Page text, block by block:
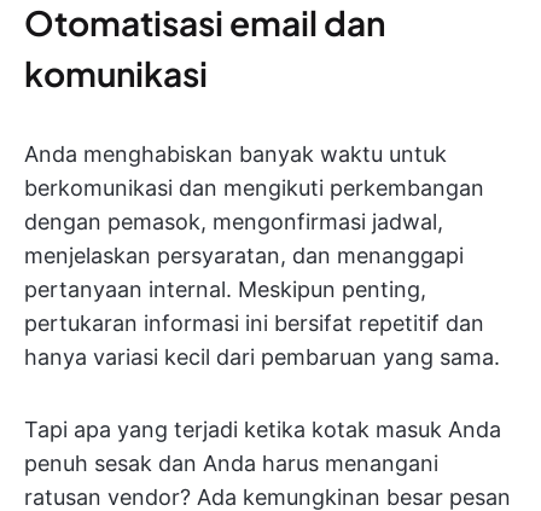
Otomatisasi email dan
komunikasi
Anda menghabiskan banyak waktu untuk
berkomunikasi dan mengikuti perkembangan
dengan pemasok, mengonfirmasi jadwal,
menjelaskan persyaratan, dan menanggapi
pertanyaan internal. Meskipun penting,
pertukaran informasi ini bersifat repetitif dan
hanya variasi kecil dari pembaruan yang sama.
Tapi apa yang terjadi ketika kotak masuk Anda
penuh sesak dan Anda harus menangani
ratusan vendor? Ada kemungkinan besar pesan